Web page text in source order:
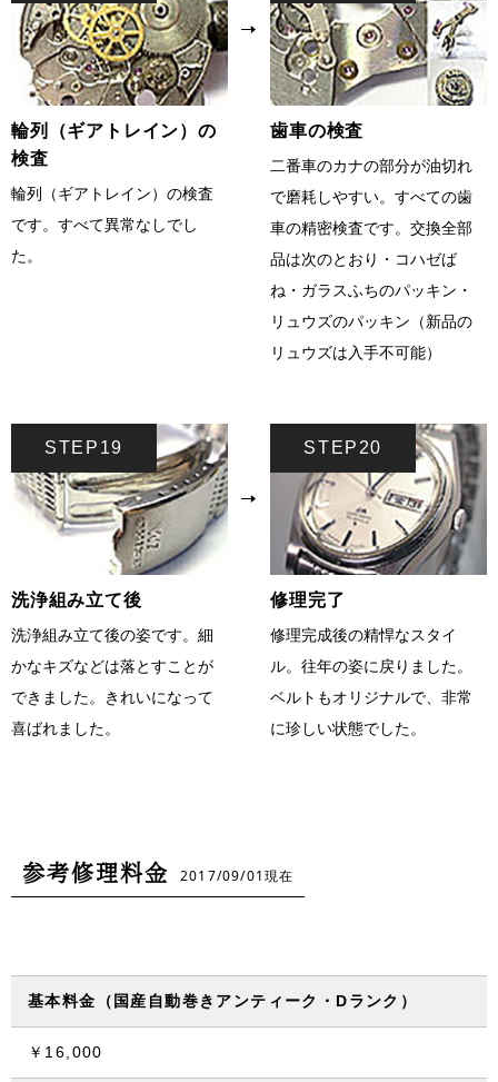
輪列（ギアトレイン）の
検査
輪列（ギアトレイン）の検査
です。すべて異常なしでし
た。
歯車の検査
二番車のカナの部分が油切れ
で磨耗しやすい。すべての歯
車の精密検査です。交換全部
品は次のとおり・コハゼば
ね・ガラスふちのパッキン・
リュウズのパッキン（新品の
リュウズは入手不可能）
STEP19
洗浄組み立て後
洗浄組み立て後の姿です。細
かなキズなどは落とすことが
できました。きれいになって
喜ばれました。
STEP20
修理完了
修理完成後の精悍なスタイ
ル。往年の姿に戻りました。
ベルトもオリジナルで、非常
に珍しい状態でした。
参考修理料金 2017/09/01現在
基本料金（国産自動巻きアンティーク・Dランク）
￥16,000